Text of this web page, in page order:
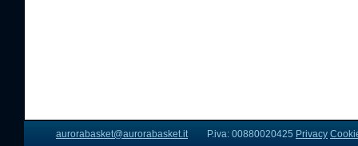
aurorabasket@aurorabasket.itP.iva: 00880020425 Privacy